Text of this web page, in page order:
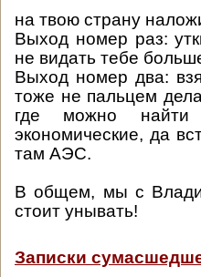
на твою страну
Выход номер раз:
не видать тебе
Выход номер два:
тоже не пальцем
где можно найти
экономические, да
там АЭС.
В общем, мы с
стоит унывать!
Записки